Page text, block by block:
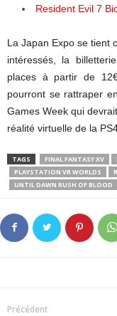
Resident Evil 7
La Japan Expo se tient
intéressés, la
places à partir de
pourront se rattraper
Games Week qui
réalité virtuelle de la
TAGS FINAL FANTASY XV
PLAYSTATION VR WORLDS
UNTIL DAWN RUSH OF BLOOD
Précédent